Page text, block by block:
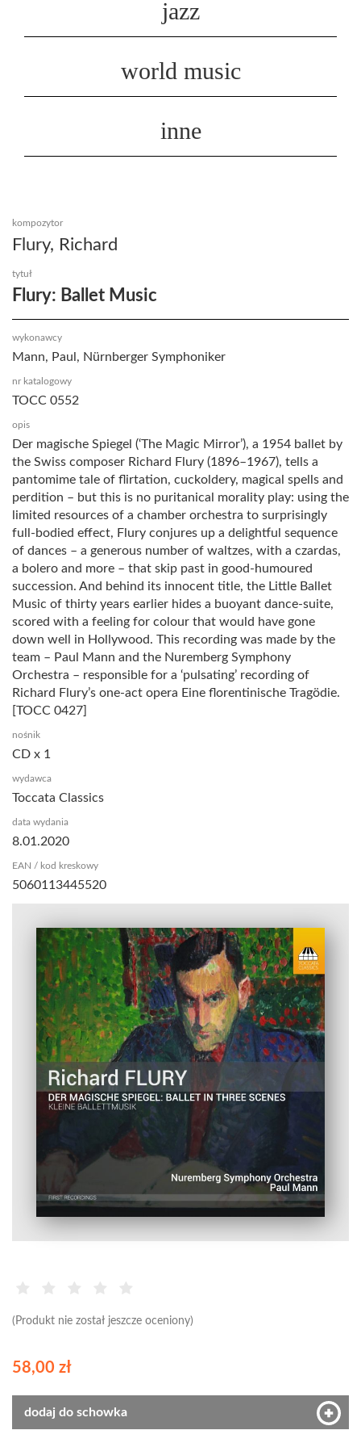
jazz
world music
inne
(Produkt nie został jeszcze oceniony)
kompozytor
Flury, Richard
tytuł
Flury: Ballet Music
wykonawcy
Mann, Paul, Nürnberger Symphoniker
nr katalogowy
TOCC 0552
opis
Der magische Spiegel (‘The Magic Mirror’), a 1954 ballet by
the Swiss composer Richard Flury (1896–1967), tells a
pantomime tale of flirtation, cuckoldery, magical spells and
perdition – but this is no puritanical morality play: using the
limited resources of a chamber orchestra to surprisingly
full-bodied effect, Flury conjures up a delightful sequence
of dances – a generous number of waltzes, with a czardas,
a bolero and more – that skip past in good-humoured
succession. And behind its innocent title, the Little Ballet
Music of thirty years earlier hides a buoyant dance-suite,
scored with a feeling for colour that would have gone
down well in Hollywood. This recording was made by the
team – Paul Mann and the Nuremberg Symphony
Orchestra – responsible for a ‘pulsating’ recording of
Richard Flury’s one-act opera Eine florentinische Tragödie.
[TOCC 0427]
nośnik
CD x 1
wydawca
Toccata Classics
data wydania
8.01.2020
EAN / kod kreskowy
5060113445520
58,00 zł
dodaj do schowka